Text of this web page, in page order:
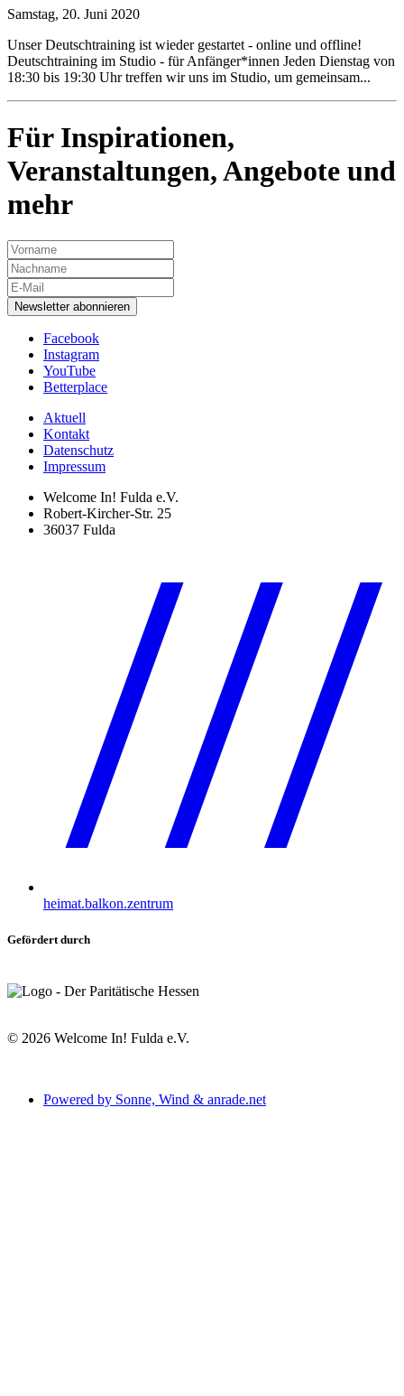
Samstag, 20. Juni 2020
Unser Deutschtraining ist wieder gestartet - online und offline!
Deutschtraining im Studio - für Anfänger*innen Jeden Dienstag von
18:30 bis 19:30 Uhr treffen wir uns im Studio, um gemeinsam...
Für Inspirationen,
Veranstaltungen, Angebote und
mehr
Newsletter abonnieren
Facebook
Instagram
YouTube
Betterplace
Aktuell
Kontakt
Datenschutz
Impressum
Welcome In! Fulda e.V.
Robert-Kircher-Str. 25
36037 Fulda
heimat.balkon.zentrum
Gefördert durch
© 2026 Welcome In! Fulda e.V.
Powered by Sonne, Wind & anrade.net